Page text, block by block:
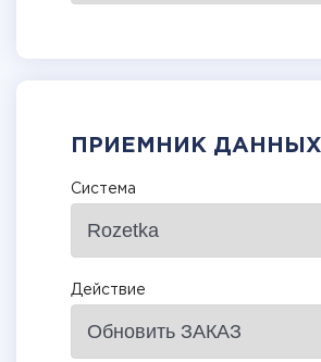
ПРИЕМНИК ДАННЫХ
Система
Действие